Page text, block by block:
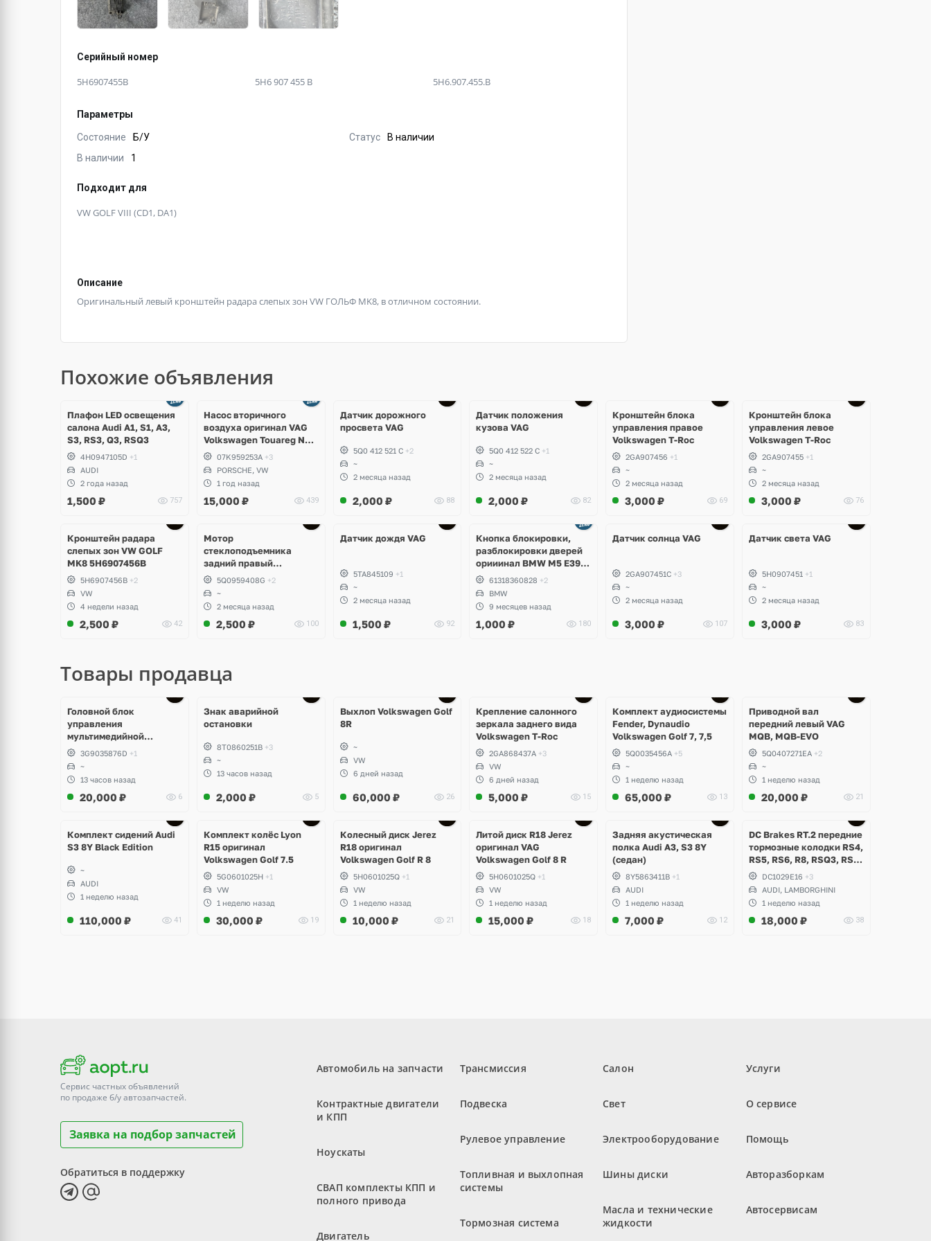
Серийный номер
5H6907455B 5H6 907 455 B 5H6.907.455.B
Параметры
Состояние
Б/У
В наличии
1
Статус В наличии
Подходит для
VW GOLF VIII (CD1, DA1)
Описание
Оригинальный левый кронштейн радара слепых зон VW ГОЛЬФ MK8, в отличном состоянии.
Похожие объявления
Плафон LED освещения
салона Audi A1, S1, A3,
S3, RS3, Q3, RSQ3
4H0947105D +1
AUDI
2 года назад
1,500 ₽ 757
Насос вторичного
воздуха оригинал VAG
Volkswagen Touareg NF,
Porsche Cayenne 958 S
Hybrid
07K959253A +3
PORSCHE, VW
1 год назад
15,000 ₽ 439
Датчик дорожного
просвета VAG
5Q0 412 521 C +2
~
2 месяца назад
2,000 ₽ 88
Датчик положения
кузова VAG
5Q0 412 522 C +1
~
2 месяца назад
2,000 ₽ 82
Кронштейн блока
управления правое
Volkswagen T-Roc
2GA907456 +1
~
2 месяца назад
3,000 ₽ 69
Кронштейн блока
управления левое
Volkswagen T-Roc
2GA907455 +1
~
2 месяца назад
3,000 ₽ 76
Кронштейн радара
слепых зон VW GOLF
MK8 5H6907456B
5H6907456B +2
VW
4 недели назад
2,500 ₽ 42
Мотор
стеклоподъемника
задний правый
Volkswagen
5Q0959408G +2
~
2 месяца назад
2,500 ₽ 100
Датчик дождя VAG
5TA845109 +1
~
2 месяца назад
1,500 ₽ 92
Кнопка блокировки,
разблокировки дверей
орииинал BMW M5 E39, 7
E3861318360828 +2
BMW
9 месяцев назад
1,000 ₽ 180
Датчик солнца VAG
2GA907451C +3
~
2 месяца назад
3,000 ₽ 107
Датчик света VAG
5H0907451 +1
~
2 месяца назад
3,000 ₽ 83
Товары продавца
Головной блок
управления
мультимедийной
системы Volkswagen T-
Roc
3G9035876D +1
~
13 часов назад
20,000 ₽ 6
Знак аварийной
остановки
8T0860251B +3
~
13 часов назад
2,000 ₽ 5
Выхлоп Volkswagen Golf
8R
~
VW
6 дней назад
60,000 ₽ 26
Крепление салонного
зеркала заднего вида
Volkswagen T-Roc
2GA868437A +3
VW
6 дней назад
5,000 ₽ 15
Комплект аудиосистемы
Fender, Dynaudio
Volkswagen Golf 7, 7,5
5Q0035456A +5
~
1 неделю назад
65,000 ₽ 13
Приводной вал
передний левый VAG
MQB, MQB-EVO
5Q0407271EA +2
~
1 неделю назад
20,000 ₽ 21
Комплект сидений Audi
S3 8Y Black Edition
~
AUDI
1 неделю назад
110,000 ₽ 41
Комплект колёс Lyon
R15 оригинал
Volkswagen Golf 7.5
5G0601025H +1
VW
1 неделю назад
30,000 ₽ 19
Колесный диск Jerez
R18 оригинал
Volkswagen Golf R 8
5H0601025Q +1
VW
1 неделю назад
10,000 ₽ 21
Литой диск R18 Jerez
оригинал VAG
Volkswagen Golf 8 R
5H0601025Q +1
VW
1 неделю назад
15,000 ₽ 18
Задняя акустическая
полка Audi A3, S3 8Y
(седан)
8Y5863411B +1
AUDI
1 неделю назад
7,000 ₽ 12
DC Brakes RT.2 передние
тормозные колодки RS4,
RS5, RS6, R8, RSQ3, RS3
8V (комплект 8 шт)
DC1029E16 +3
AUDI, LAMBORGHINI
1 неделю назад
18,000 ₽ 38
Сервис частных объявлений
по продаже б/уавтозапчастей.
Заявка на подбор запчастей
Обратиться в поддержку
Автомобиль на запчасти
Контрактные двигатели
и КПП
Ноускаты
СВАП комплекты КПП и
полного привода
Двигатель
Трансмиссия
Подвеска
Рулевое управление
Топливная и выхлопная
системы
Тормозная система
Салон
Свет
Электрооборудование
Шины диски
Масла и технические
жидкости
Услуги
О сервисе
Помощь
Авторазборкам
Автосервисам